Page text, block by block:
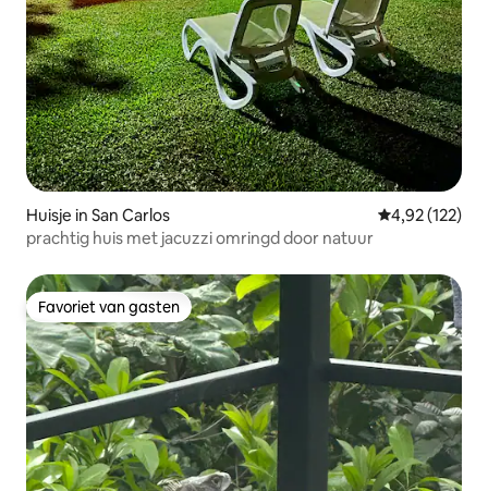
Huisje in San Carlos Gemiddelde
4,92 (122)
prachtig huis met jacuzzi omringd door natuur
Favoriet van gasten
Favoriet van gasten